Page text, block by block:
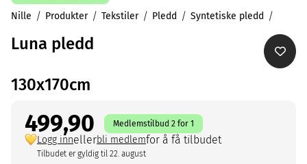
Nille Produkter Tekstiler Pledd Syntetiske pledd
Luna pledd
130x170cm
499,90 Medlemstilbud 2 for 1
Logg innellerbli medlemfor å få tilbudet
Tilbudet er gyldig til 22. august